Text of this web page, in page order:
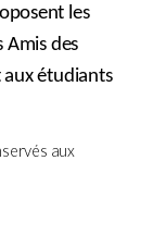
les
Amis des
auxétudiants
aux